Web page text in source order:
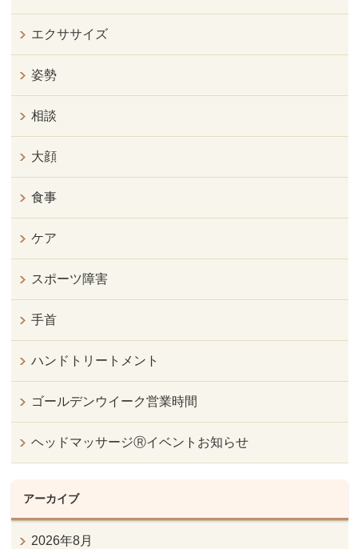
エクササイズ
姿勢
相談
大顔
食事
ケア
スポーツ障害
手首
ハンドトリートメント
ゴールデンウイーク営業時間
ヘッドマッサージⓇイベントお知らせ
アーカイブ
2026年8月